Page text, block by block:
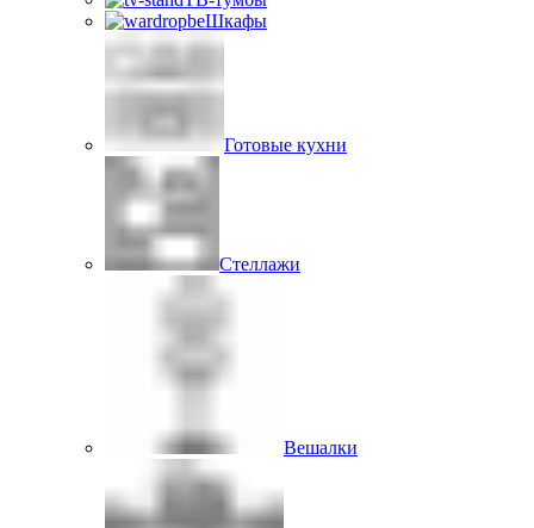
Шкафы
Готовые кухни
Стеллажи
Вешалки